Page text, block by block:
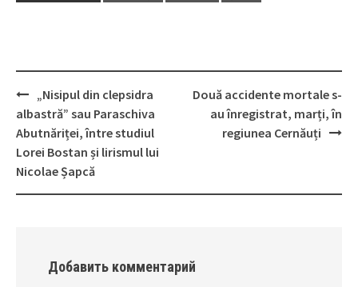
Post
navigation
„Nisipul din clepsidra
albastră” sau Paraschiva
Abutnăriței, între studiul
Lorei Bostan și lirismul lui
Nicolae Șapcă
Două accidente mortale s-
au înregistrat, marți, în
regiunea Cernăuți
Добавить комментарий